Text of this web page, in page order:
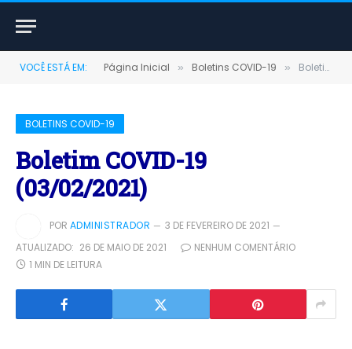
VOCÊ ESTÁ EM: Página Inicial » Boletins COVID-19 » Boletim COVID-19 (03/02/2021)
BOLETINS COVID-19
Boletim COVID-19
(03/02/2021)
POR ADMINISTRADOR
3 DE FEVEREIRO DE 2021
ATUALIZADO: 26 DE MAIO DE 2021
NENHUM COMENTÁRIO
1 MIN DE LEITURA